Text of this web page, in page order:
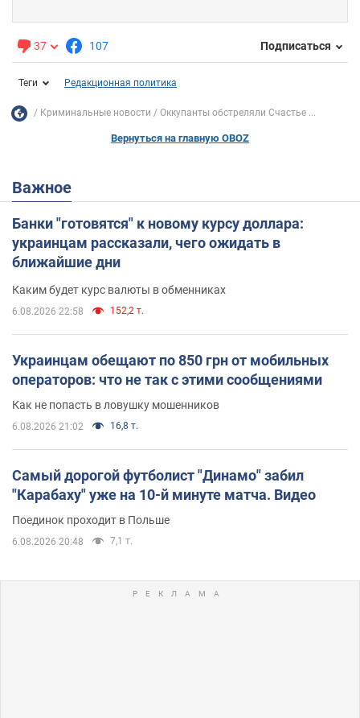
37 107 Подписаться
Теги Редакционная политика
Криминальные новости Оккупанты обстреляли Счастье ...
Вернуться на главную OBOZ
Важное
Банки "готовятся" к новому курсу доллара:
украинцам рассказали, чего ожидать в
ближайшие дни
Каким будет курс валюты в обменниках
6.08.2026 22:58 152,2 т.
Украинцам обещают по 850 грн от мобильных
операторов: что не так с этими сообщениями
Как не попасть в ловушку мошенников
6.08.2026 21:02 16,8 т.
Самый дорогой футболист "Динамо" забил
"Карабаху" уже на 10-й минуте матча. Видео
Поединок проходит в Польше
6.08.2026 20:48 7,1 т.